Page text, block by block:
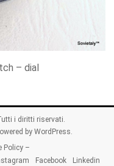
– dial
i diritti riservati.
by WordPress.
Policy –
Facebook Linkedin